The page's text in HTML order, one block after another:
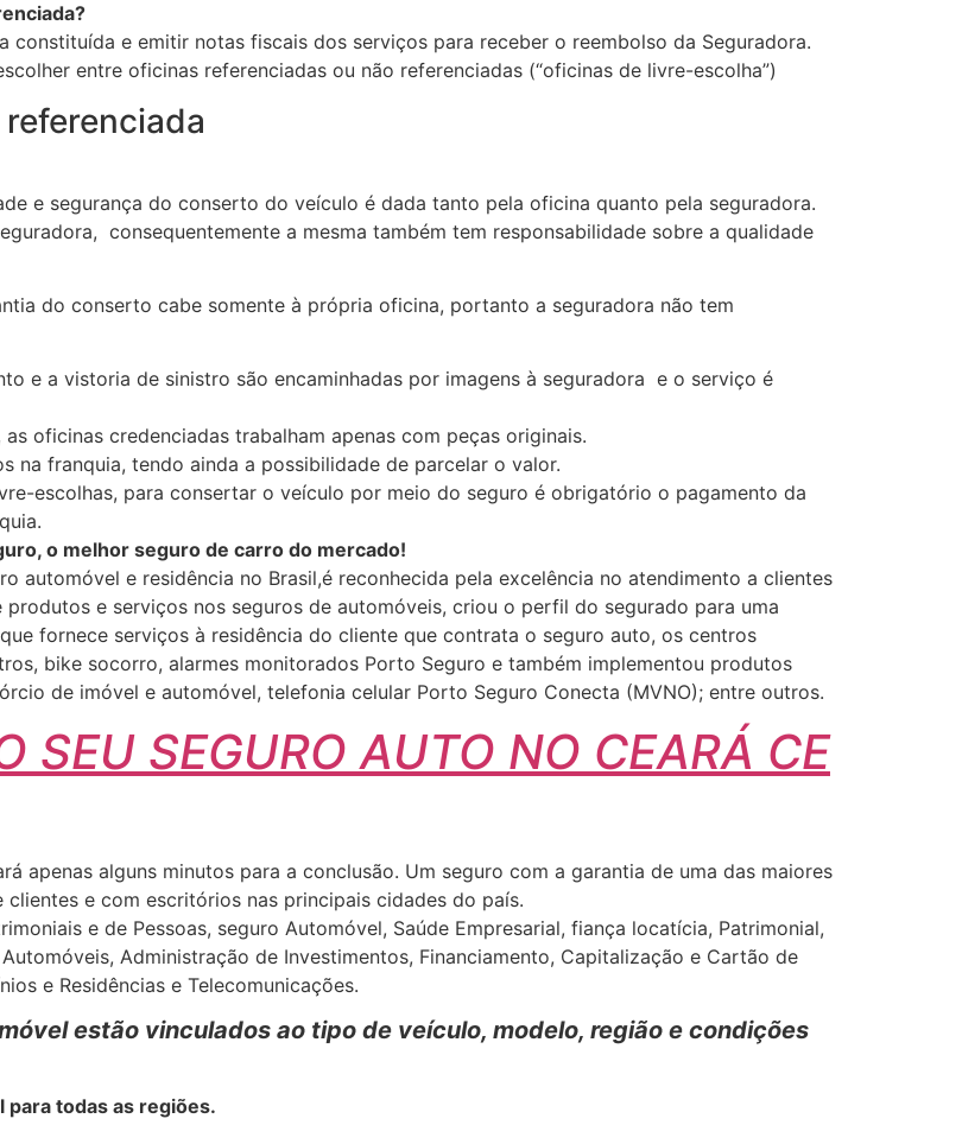
constituída e emitir notas fiscais dos serviços para receber o reembolso da Seguradora.
entre oficinas referenciadas ou não referenciadas (“oficinas de livre-escolha”)
e segurança do conserto do veículo é dada tanto pela oficina quanto pela seguradora.
consequentemente a mesma também tem responsabilidade sobre a qualidade
do conserto cabe somente à própria oficina, portanto a seguradora não tem
e a vistoria de sinistro são encaminhadas por imagens à seguradora e o serviço é
oficinas credenciadas trabalham apenas com peças originais.
na franquia, tendo ainda a possibilidade de parcelar o valor.
escolhas, para consertar o veículo por meio do seguro é obrigatório o pagamento da
o melhor seguro de carro do mercado!
automóvel e residência no Brasil,é reconhecida pela excelência no atendimento a clientes
e serviços nos seguros de automóveis, criou o perfil do segurado para uma
fornece serviços à residência do cliente que contrata o seguro auto, os centros
bike socorro, alarmes monitorados Porto Seguro e também implementou produtos
de imóvel e automóvel, telefonia celular Porto Seguro Conecta (MVNO); entre outros.
SEU SEGURO AUTO NO CEARÁ CE
apenas alguns minutos para a conclusão. Um seguro com a garantia de uma das maiores
e com escritórios nas principais cidades do país.
e de Pessoas, seguro Automóvel, Saúde Empresarial, fiança locatícia, Patrimonial,
Administração de Investimentos, Financiamento, Capitalização e Cartão de
e Residências e Telecomunicações.
estão vinculados ao tipo de veículo, modelo, região e condições
todas as regiões.